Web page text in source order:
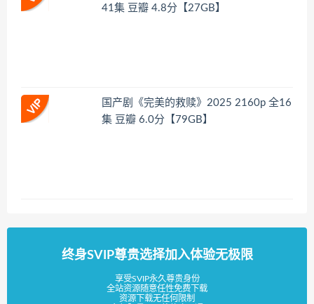
41集 豆瓣 4.8分【27GB】
国产剧《完美的救赎》2025 2160p 全16
集 豆瓣 6.0分【79GB】
终身SVIP尊贵选择加入体验无极限
享受SVIP永久尊贵身份
全站资源随意任性免费下载
资源下载无任何限制